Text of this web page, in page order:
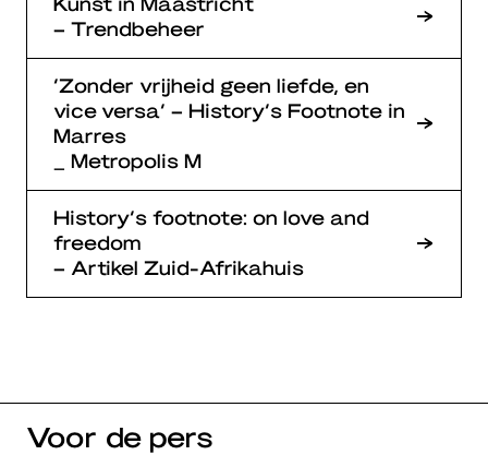
– Trendbeheer
‘Zonder vrijheid geen liefde, en
vice versa’ – History’s Footnote in
Marres
_ Metropolis M
History’s footnote: on love and
freedom
– Artikel Zuid-Afrikahuis
Voor de pers